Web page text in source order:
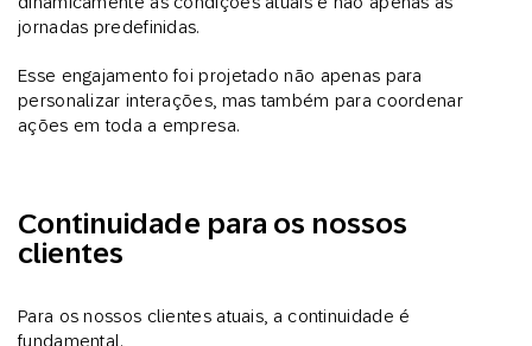
jornadas predefinidas.
Esse engajamento foi projetado não apenas para
personalizar interações, mas também para coordenar
ações em toda a empresa.
Continuidade para os nossos
clientes
Para os nossos clientes atuais, a continuidade é
fundamental.